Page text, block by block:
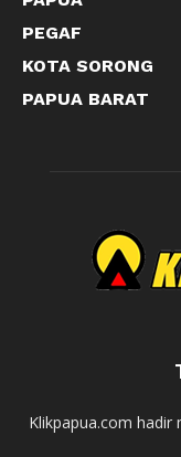
PEGAF
KOTA SORONG
PAPUA BARAT
Klikpapua.com hadir